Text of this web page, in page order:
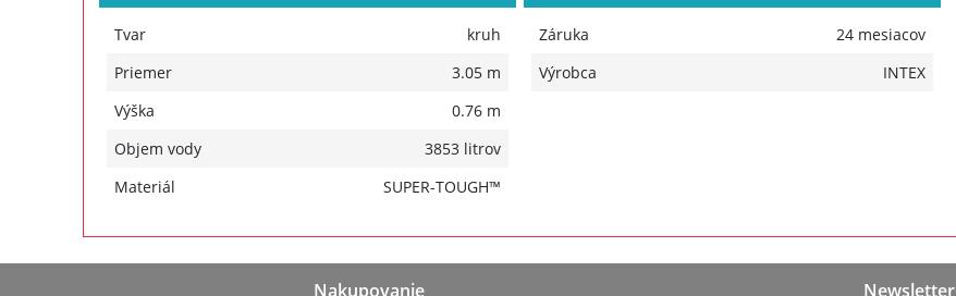
Tvar
kruh
Priemer
3.05 m
Výška
0.76 m
Objem vody
3853 litrov
Materiál
SUPER-TOUGH™
Záruka
24 mesiacov
Výrobca
INTEX
Nakupovanie Newsletter